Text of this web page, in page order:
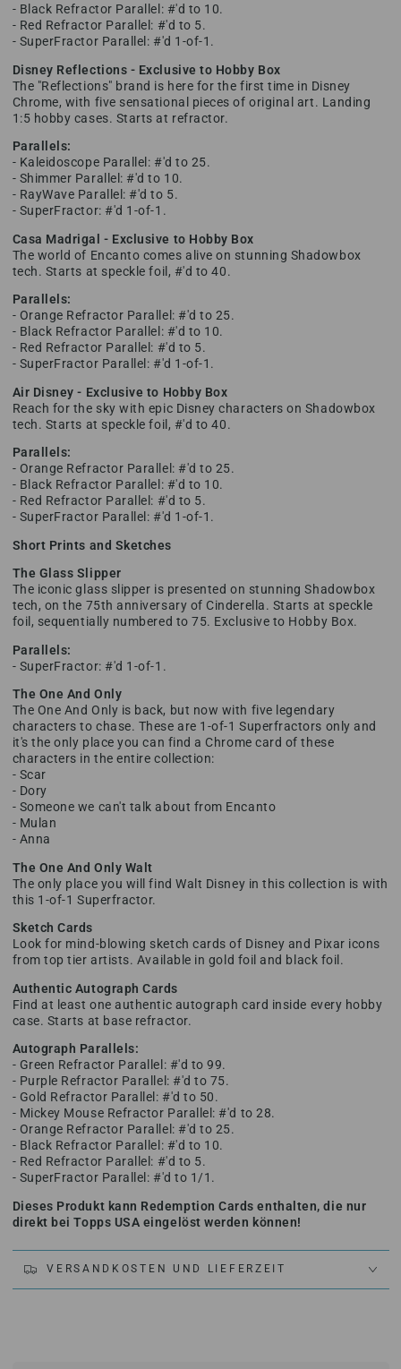
- Black Refractor Parallel: #'d to 10.
- Red Refractor Parallel: #'d to 5.
- SuperFractor Parallel: #'d 1-of-1.
Disney Reflections - Exclusive to Hobby Box
The "Reflections" brand is here for the first time in Disney
Chrome, with five sensational pieces of original art. Landing
1:5 hobby cases. Starts at refractor.
Parallels:
- Kaleidoscope Parallel: #'d to 25.
- Shimmer Parallel: #'d to 10.
- RayWave Parallel: #'d to 5.
- SuperFractor: #'d 1-of-1.
Casa Madrigal - Exclusive to Hobby Box
The world of Encanto comes alive on stunning Shadowbox
tech. Starts at speckle foil, #'d to 40.
Parallels:
- Orange Refractor Parallel: #'d to 25.
- Black Refractor Parallel: #'d to 10.
- Red Refractor Parallel: #'d to 5.
- SuperFractor Parallel: #'d 1-of-1.
Air Disney - Exclusive to Hobby Box
Reach for the sky with epic Disney characters on Shadowbox
tech. Starts at speckle foil, #'d to 40.
Parallels:
- Orange Refractor Parallel: #'d to 25.
- Black Refractor Parallel: #'d to 10.
- Red Refractor Parallel: #'d to 5.
- SuperFractor Parallel: #'d 1-of-1.
Short Prints and Sketches
The Glass Slipper
The iconic glass slipper is presented on stunning Shadowbox
tech, on the 75th anniversary of Cinderella. Starts at speckle
foil, sequentially numbered to 75. Exclusive to Hobby Box.
Parallels:
- SuperFractor: #'d 1-of-1.
The One And Only
The One And Only is back, but now with five legendary
characters to chase. These are 1-of-1 Superfractors only and
it's the only place you can find a Chrome card of these
characters in the entire collection:
- Scar
- Dory
- Someone we can't talk about from Encanto
- Mulan
- Anna
The One And Only Walt
The only place you will find Walt Disney in this collection is with
this 1-of-1 Superfractor.
Sketch Cards
Look for mind-blowing sketch cards of Disney and Pixar icons
from top tier artists. Available in gold foil and black foil.
Authentic Autograph Cards
Find at least one authentic autograph card inside every hobby
case. Starts at base refractor.
Autograph Parallels:
- Green Refractor Parallel: #'d to 99.
- Purple Refractor Parallel: #'d to 75.
- Gold Refractor Parallel: #'d to 50.
- Mickey Mouse Refractor Parallel: #'d to 28.
- Orange Refractor Parallel: #'d to 25.
- Black Refractor Parallel: #'d to 10.
- Red Refractor Parallel: #'d to 5.
- SuperFractor Parallel: #'d to 1/1.
Dieses Produkt kann Redemption Cards enthalten, die nur
direkt bei Topps USA eingelöst werden können!
VERSANDKOSTEN UND LIEFERZEIT